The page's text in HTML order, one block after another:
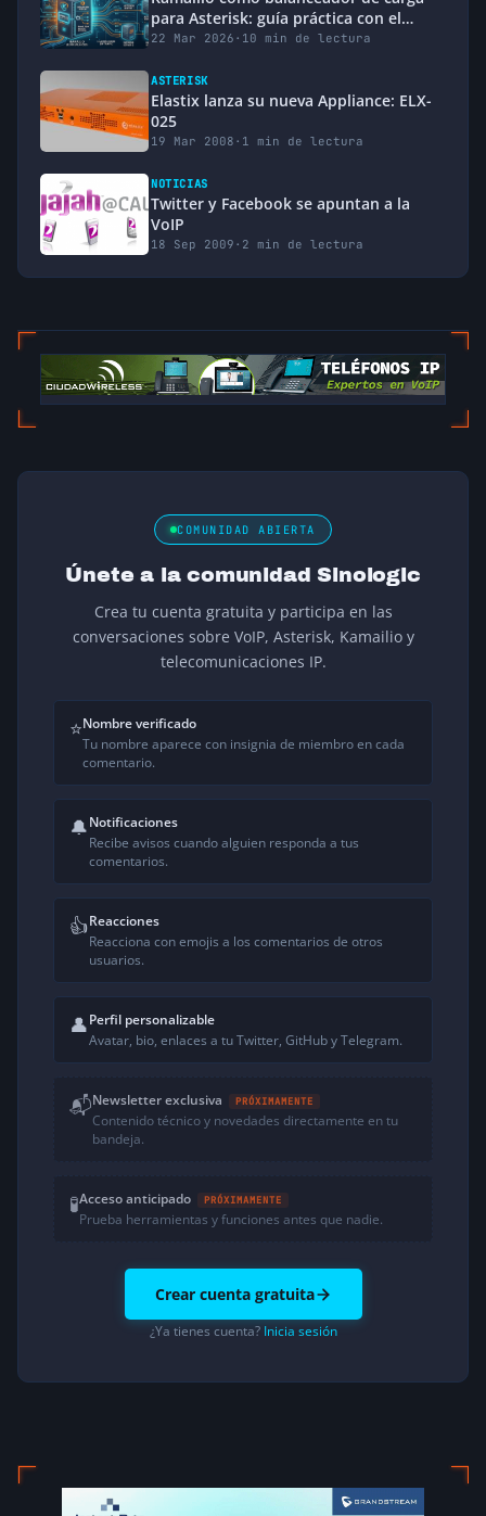
para Asterisk: guía práctica con el
módulo dispatcher
22 Mar 2026 · 10 min de lectura
ASTERISK
Elastix lanza su nueva Appliance: ELX-
025
19 Mar 2008 · 1 min de lectura
NOTICIAS
Twitter y Facebook se apuntan a la
VoIP
18 Sep 2009 · 2 min de lectura
COMUNIDAD ABIERTA
Únete a la comunidad Sinologic
Crea tu cuenta gratuita y participa en las
conversaciones sobre VoIP, Asterisk, Kamailio y
telecomunicaciones IP.
⭐Nombre verificado
Tu nombre aparece con insignia de miembro en cada
comentario.
🔔Notificaciones
Recibe avisos cuando alguien responda a tus
comentarios.
👍Reacciones
Reacciona con emojis a los comentarios de otros
usuarios.
👤Perfil personalizable
Avatar, bio, enlaces a tu Twitter, GitHub y Telegram.
📬Newsletter exclusiva PRÓXIMAMENTE
Contenido técnico y novedades directamente en tu
bandeja.
🧪Acceso anticipado PRÓXIMAMENTE
Prueba herramientas y funciones antes que nadie.
Crear cuenta gratuita
¿Ya tienes cuenta? Inicia sesión